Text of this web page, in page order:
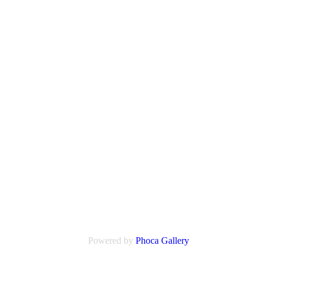
Powered by Phoca Gallery